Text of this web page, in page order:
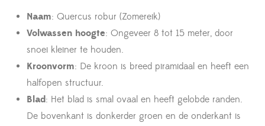
Naam: Quercus robur (Zomereik)
Volwassen hoogte: Ongeveer 8 tot 15 meter, door
snoei kleiner te houden.
Kroonvorm: De kroon is breed piramidaal en heeft een
halfopen structuur.
Blad: Het blad is smal ovaal en heeft gelobde randen.
De bovenkant is donkerder groen en de onderkant is